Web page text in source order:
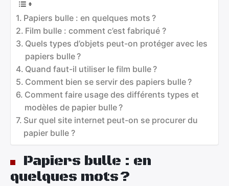
Papiers bulle : en quelques mots ?
Film bulle : comment c’est fabriqué ?
Quels types d’objets peut-on protéger avec les
papiers bulle ?
Quand faut-il utiliser le film bulle ?
Comment bien se servir des papiers bulle ?
Comment faire usage des différents types et
modèles de papier bulle ?
Sur quel site internet peut-on se procurer du
papier bulle ?
Papiers bulle : en
quelques mots ?